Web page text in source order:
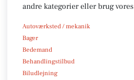
andre kategorier eller brug vores
Autoværksted / mekanik
Bager
Bedemand
Behandlingstilbud
Biludlejning